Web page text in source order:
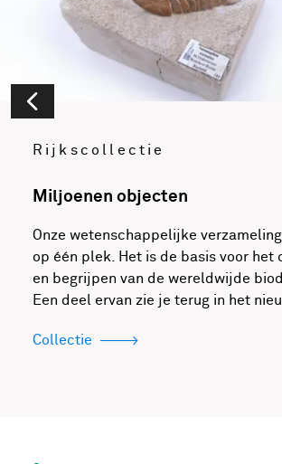
Rijkscollectie
Miljoenen objecten
Onze wetenschappelijke
op één plek. Het is de basis voor het
en begrijpen van de wereldwijde
Een deel ervan zie je terug in het
Collectie